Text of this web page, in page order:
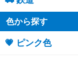
色から探す
💗 ピンク色